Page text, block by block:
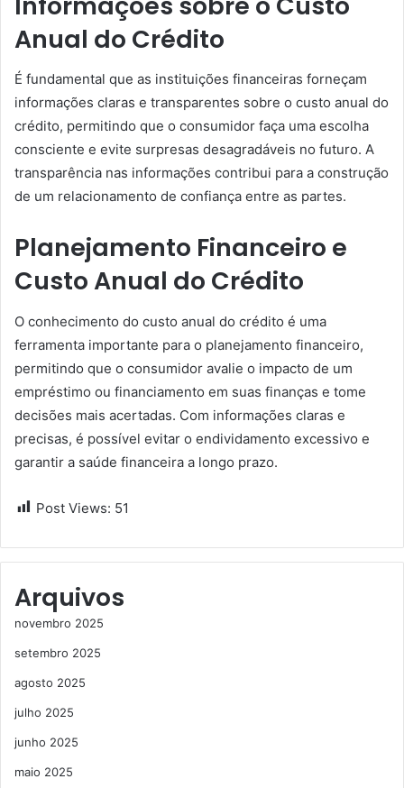
Anual do Crédito
É fundamental que as instituições financeiras forneçam
informações claras e transparentes sobre o custo anual do
crédito, permitindo que o consumidor faça uma escolha
consciente e evite surpresas desagradáveis no futuro. A
transparência nas informações contribui para a construção
de um relacionamento de confiança entre as partes.
Planejamento Financeiro e
Custo Anual do Crédito
O conhecimento do custo anual do crédito é uma
ferramenta importante para o planejamento financeiro,
permitindo que o consumidor avalie o impacto de um
empréstimo ou financiamento em suas finanças e tome
decisões mais acertadas. Com informações claras e
precisas, é possível evitar o endividamento excessivo e
garantir a saúde financeira a longo prazo.
Post Views: 51
Arquivos
novembro 2025
setembro 2025
agosto 2025
julho 2025
junho 2025
maio 2025